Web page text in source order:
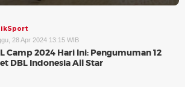
28 Apr 2024 13:15 WIB
Camp 2024 Hari Ini: Pengumuman 12
DBL Indonesia All Star